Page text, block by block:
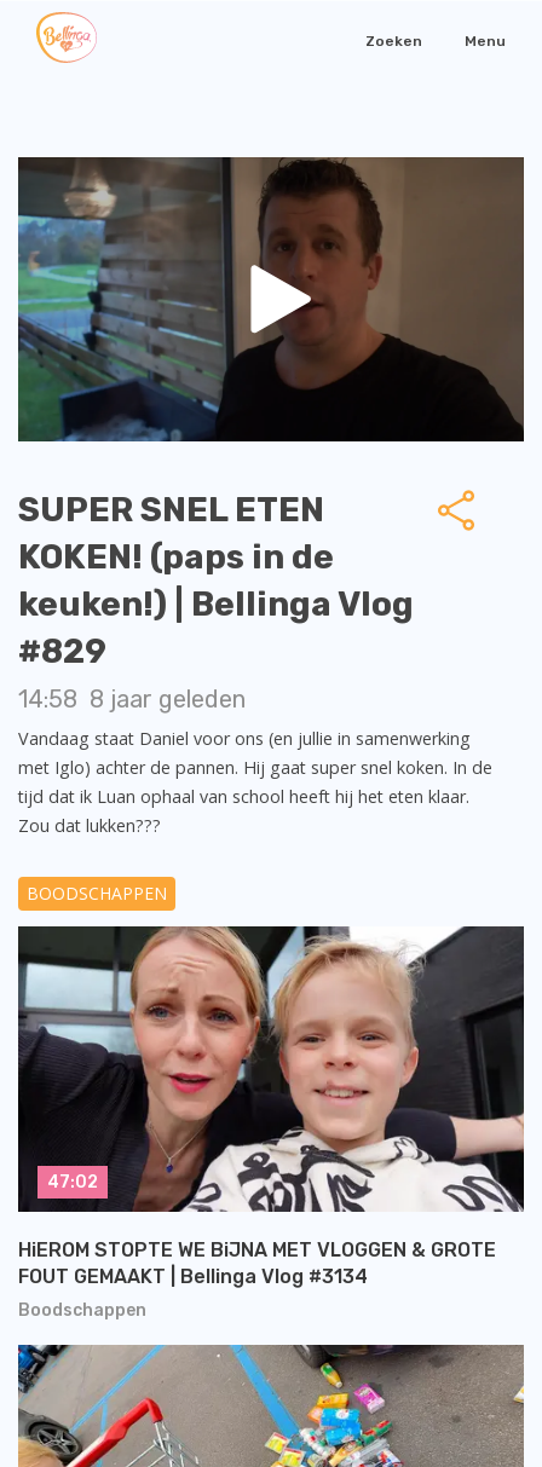
Zoeken Menu
SUPER SNEL ETEN
KOKEN! (paps in de
keuken!) | Bellinga Vlog
#829
14:58 8 jaar geleden
Vandaag staat Daniel voor ons (en jullie in samenwerking
met Iglo) achter de pannen. Hij gaat super snel koken. In de
tijd dat ik Luan ophaal van school heeft hij het eten klaar.
Zou dat lukken???
BOODSCHAPPEN
Boodschappen
HiEROM STOPTE WE BiJNA MET VLOGGEN & GROTE
FOUT GEMAAKT | Bellinga Vlog #3134
47:02